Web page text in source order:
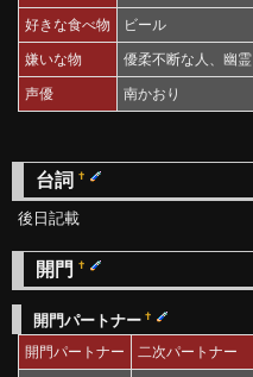
好きな食べ物 ビール
嫌いな物 優柔不断な人、幽霊
声優 南かおり
台詞 †
後日記載
開門 †
開門パートナー †
開門パートナー 二次パートナー